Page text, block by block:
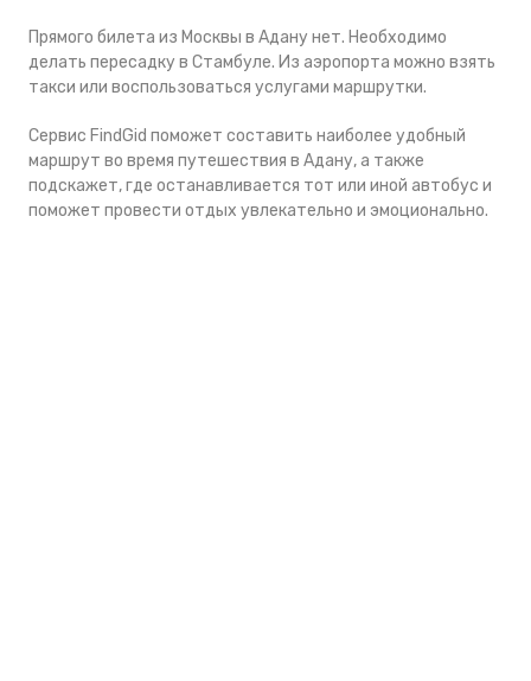
Прямого билета из Москвы в Адану нет. Необходимо
делать пересадку в Стамбуле. Из аэропорта можно взять
такси или воспользоваться услугами маршрутки.
Сервис FindGid поможет составить наиболее удобный
маршрут во время путешествия в Адану, а также
подскажет, где останавливается тот или иной автобус и
поможет провести отдых увлекательно и эмоционально.